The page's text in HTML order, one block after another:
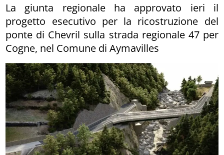
La giunta regionale ha approvato ieri il
progetto esecutivo per la ricostruzione del
ponte di Chevril sulla strada regionale 47 per
Cogne, nel Comune di Aymavilles